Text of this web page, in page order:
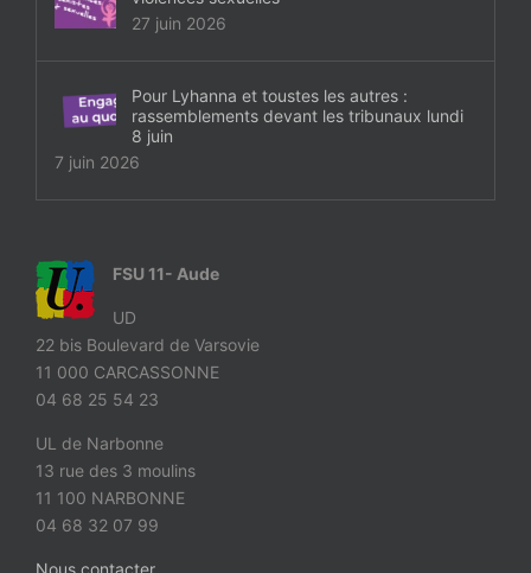
27 juin 2026
Pour Lyhanna et toustes les autres :
rassemblements devant les tribunaux lundi
8 juin
7 juin 2026
FSU 11- Aude
UD
22 bis Boulevard de Varsovie
11 000 CARCASSONNE
04 68 25 54 23
UL de Narbonne
13 rue des 3 moulins
11 100 NARBONNE
04 68 32 07 99